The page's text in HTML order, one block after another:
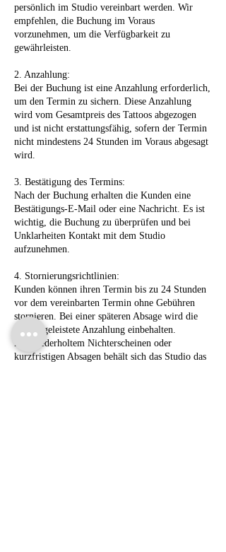
persönlich im Studio vereinbart werden. Wir
empfehlen, die Buchung im Voraus
vorzunehmen, um die Verfügbarkeit zu
gewährleisten.
2. Anzahlung:
Bei der Buchung ist eine Anzahlung erforderlich,
um den Termin zu sichern. Diese Anzahlung
wird vom Gesamtpreis des Tattoos abgezogen
und ist nicht erstattungsfähig, sofern der Termin
nicht mindestens 24 Stunden im Voraus abgesagt
wird.
3. Bestätigung des Termins:
Nach der Buchung erhalten die Kunden eine
Bestätigungs-E-Mail oder eine Nachricht. Es ist
wichtig, die Buchung zu überprüfen und bei
Unklarheiten Kontakt mit dem Studio
aufzunehmen.
4. Stornierungsrichtlinien:
Kunden können ihren Termin bis zu 24 Stunden
vor dem vereinbarten Termin ohne Gebühren
stornieren. Bei einer späteren Absage wird die
bereits geleistete Anzahlung einbehalten.
Bei wiederholtem Nichterscheinen oder
kurzfristigen Absagen behält sich das Studio das